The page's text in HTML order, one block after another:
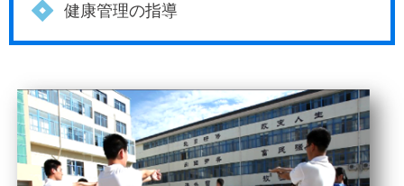
健康管理の指導